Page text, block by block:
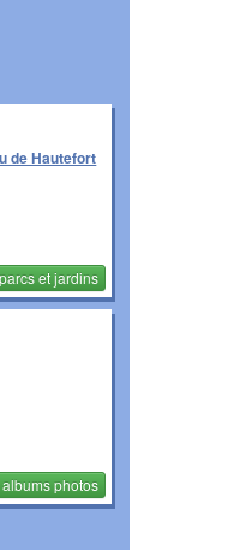
de Hautefort
et jardins
photos